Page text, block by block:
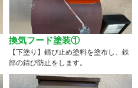
換気フード塗装①
【下塗り】錆び止め塗料を塗布し、鉄
部の錆び防止をします。